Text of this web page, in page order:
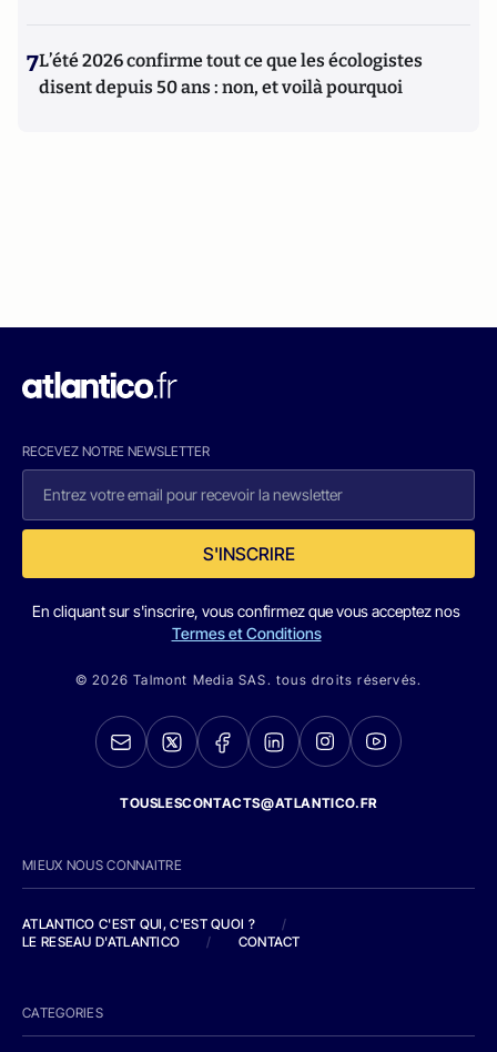
7L’été 2026 confirme tout ce que les écologistes
disent depuis 50 ans : non, et voilà pourquoi
RECEVEZ NOTRE NEWSLETTER
S'INSCRIRE
En cliquant sur s'inscrire, vous confirmez que vous acceptez nos
Termes et Conditions
© 2026 Talmont Media SAS. tous droits réservés.
TOUSLESCONTACTS@ATLANTICO.FR
MIEUX NOUS CONNAITRE
ATLANTICO C'EST QUI, C'EST QUOI ?
/
LE RESEAU D'ATLANTICO
/ CONTACT
CATEGORIES